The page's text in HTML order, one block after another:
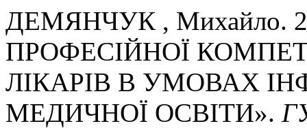
ДЕМЯНЧУК , Михайло.
ПРОФЕСІЙНОЇ
ЛІКАРІВ В УМОВАХ
МЕДИЧНОЇ ОСВІТИ».